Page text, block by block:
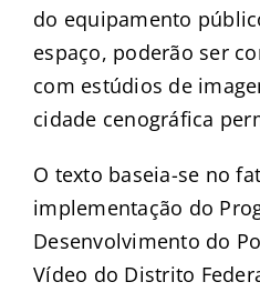
do equipamento
espaço, poderão ser
com estúdios de
cidade cenográfica
O texto baseia-se no
implementação do
Desenvolvimento do
Vídeo do Distrito